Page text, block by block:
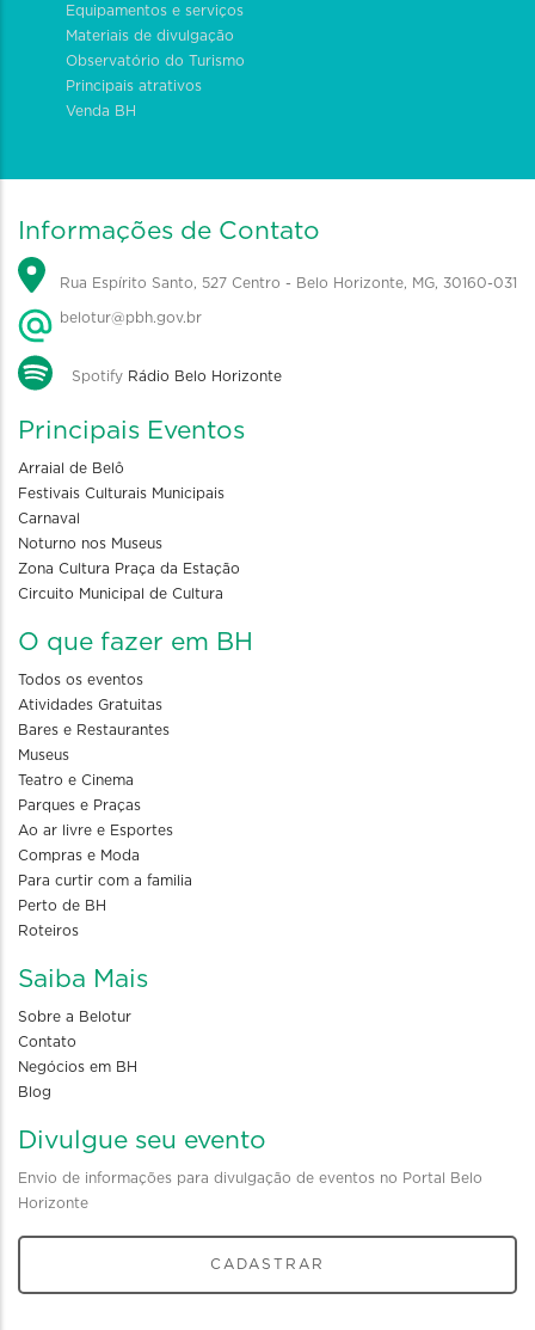
Equipamentos e serviços
Materiais de divulgação
Observatório do Turismo
Principais atrativos
Venda BH
Informações de Contato
Rua Espírito Santo, 527 Centro - Belo Horizonte, MG, 30160-031
belotur@pbh.gov.br
Spotify Rádio Belo Horizonte
Principais Eventos
Arraial de Belô
Festivais Culturais Municipais
Carnaval
Noturno nos Museus
Zona Cultura Praça da Estação
Circuito Municipal de Cultura
O que fazer em BH
Todos os eventos
Atividades Gratuitas
Bares e Restaurantes
Museus
Teatro e Cinema
Parques e Praças
Ao ar livre e Esportes
Compras e Moda
Para curtir com a familia
Perto de BH
Roteiros
Saiba Mais
Sobre a Belotur
Contato
Negócios em BH
Blog
Divulgue seu evento
Envio de informações para divulgação de eventos no Portal Belo
Horizonte
CADASTRAR